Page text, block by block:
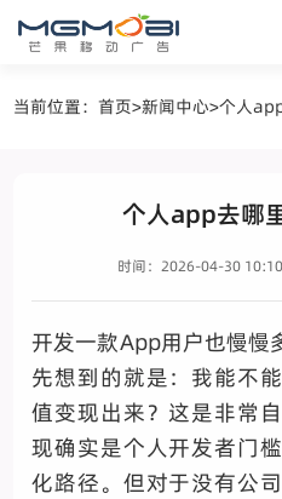
当前位置：首页>新闻中心>个人
个人app去哪
时间：2026-04-30
开发一款App用户也慢慢
先想到的就是：我能不
值变现出来？这是非常
现确实是个人开发者门
化路径。 但对于没有公